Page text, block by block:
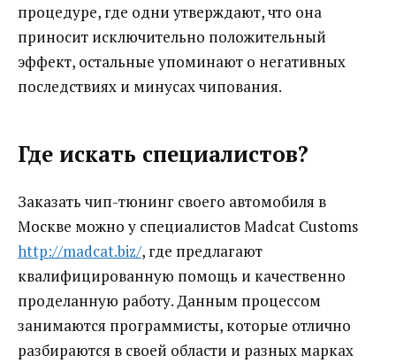
процедуре, где одни утверждают, что она
приносит исключительно положительный
эффект, остальные упоминают о негативных
последствиях и минусах чипования.
Где искать специалистов?
Заказать чип-тюнинг своего автомобиля в
Москве можно у специалистов Madcat Customs
http://madcat.biz/, где предлагают
квалифицированную помощь и качественно
проделанную работу. Данным процессом
занимаются программисты, которые отлично
разбираются в своей области и разных марках